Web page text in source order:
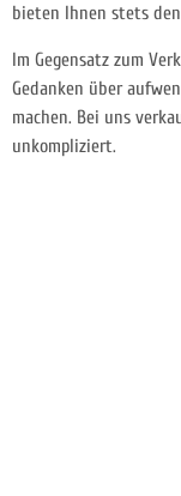
bieten Ihnen stets
Im Gegensatz zum
Gedanken über
machen. Bei uns
unkompliziert.